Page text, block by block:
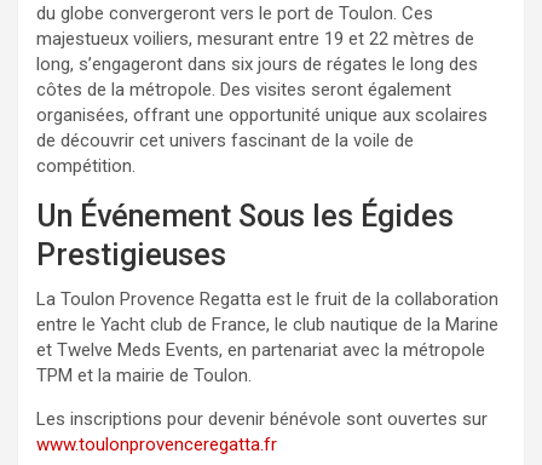
du globe convergeront vers le port de Toulon. Ces
majestueux voiliers, mesurant entre 19 et 22 mètres de
long, s’engageront dans six jours de régates le long des
côtes de la métropole. Des visites seront également
organisées, offrant une opportunité unique aux scolaires
de découvrir cet univers fascinant de la voile de
compétition.
Un Événement Sous les Égides
Prestigieuses
La Toulon Provence Regatta est le fruit de la collaboration
entre le Yacht club de France, le club nautique de la Marine
et Twelve Meds Events, en partenariat avec la métropole
TPM et la mairie de Toulon.
Les inscriptions pour devenir bénévole sont ouvertes sur
www.toulonprovenceregatta.fr